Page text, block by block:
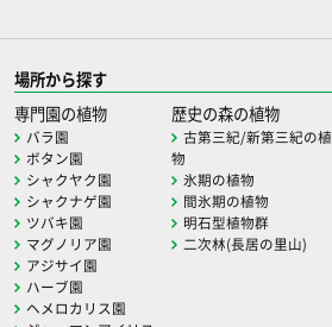
場所から探す
専門園の植物
バラ園
ボタン園
シャクヤク園
シャクナゲ園
ツバキ園
マグノリア園
アジサイ園
ハーブ園
ヘメロカリス園
歴史の森の植物
古第三紀/新第三紀の植
物
氷期の植物
間氷期の植物
明石型植物群
二次林(長居の里山)